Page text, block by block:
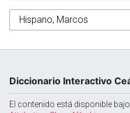
Diccionario Interactivo
El contenido está disponible